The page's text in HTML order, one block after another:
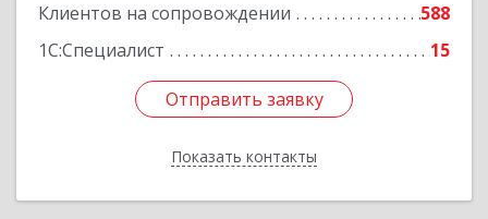
Клиентов на сопровождении
588
1С:Специалист
15
Отправить заявку
Показать контакты
Отправить заявку
Назад